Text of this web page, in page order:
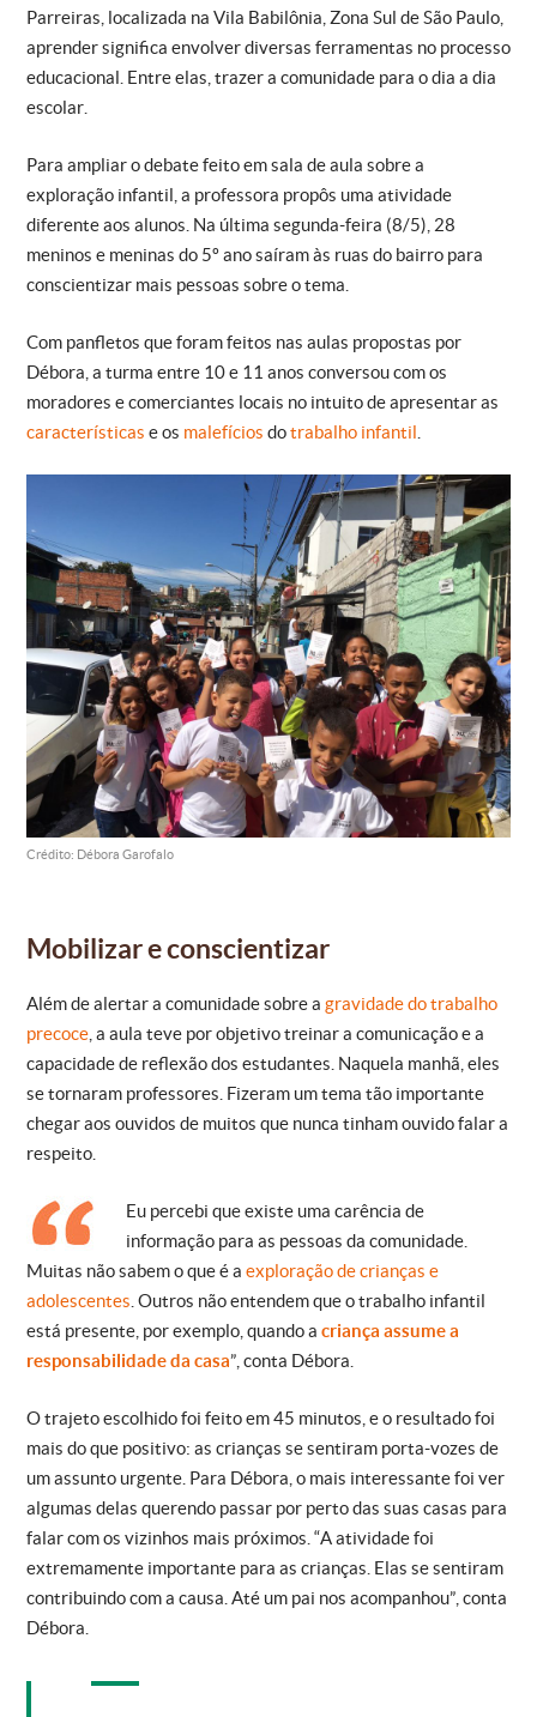
Parreiras, localizada na Vila Babilônia, Zona Sul de São Paulo,
aprender significa envolver diversas ferramentas no processo
educacional. Entre elas, trazer a comunidade para o dia a dia
escolar.
Para ampliar o debate feito em sala de aula sobre a
exploração infantil, a professora propôs uma atividade
diferente aos alunos. Na última segunda-feira (8/5), 28
meninos e meninas do 5º ano saíram às ruas do bairro para
conscientizar mais pessoas sobre o tema.
Com panfletos que foram feitos nas aulas propostas por
Débora, a turma entre 10 e 11 anos conversou com os
moradores e comerciantes locais no intuito de apresentar as
características e os malefícios dotrabalho infantil
Crédito: Débora Garofalo
Mobilizar e conscientizar
Além de alertar a comunidade sobre a gravidade do trabalho
precoce , a aula teve por objetivo treinar a comunicação e a
capacidade de reflexão dos estudantes. Naquela manhã, eles
se tornaram professores. Fizeram um tema tão importante
chegar aos ouvidos de muitos que nunca tinham ouvido falar a
respeito.
Eu percebi que existe uma carência de
informação para as pessoas da comunidade.
Muitas não sabem o que é a exploração de crianças e
adolescentes . Outros não entendem que o trabalho infantil
está presente, por exemplo, quando a criança assume a
responsabilidade da casa”, conta Débora.
O trajeto escolhido foi feito em 45 minutos, e o resultado foi
mais do que positivo: as crianças se sentiram porta-vozes de
um assunto urgente. Para Débora, o mais interessante foi ver
algumas delas querendo passar por perto das suas casas para
falar com os vizinhos mais próximos. “A atividade foi
extremamente importante para as crianças. Elas se sentiram
contribuindo com a causa. Até um pai nos acompanhou”, conta
Débora.